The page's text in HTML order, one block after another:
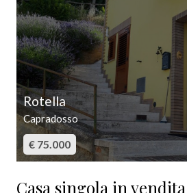
Rotella
Capradosso
€ 75.000
Casa singola in vendita
Ascensore
Arredato
Nuova costruzione
Lusso